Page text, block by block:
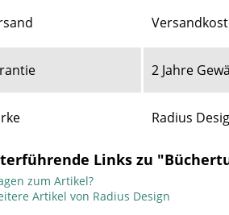
2 Jahre
Radius
Links zu
zum Artikel?
Artikel von Radius Design